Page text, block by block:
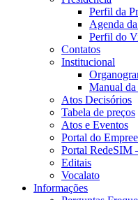
Perfil da
Agenda
Perfil do
Contatos
Institucional
Manual
Atos Decisórios
Tabela de preços
Atos e Eventos
Portal do
Portal RedeSIM
Editais
Vocalato
Informações